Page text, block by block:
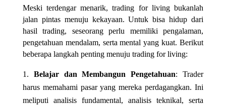
Meski terdengar menarik, trading for living bukanlah
jalan pintas menuju kekayaan. Untuk bisa hidup dari
hasil trading, seseorang perlu memiliki pengalaman,
pengetahuan mendalam, serta mental yang kuat. Berikut
beberapa langkah penting menuju trading for living:
Belajar dan Membangun Pengetahuan: Trader
harus memahami pasar yang mereka perdagangkan. Ini
meliputi analisis fundamental, analisis teknikal, serta